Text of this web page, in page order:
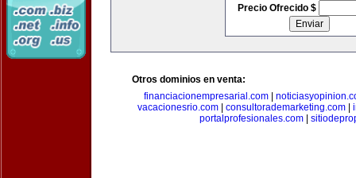
Precio Ofrecido $
Otros dominios en venta:
financiacionempresarial.com
vacacionesrio.com
consultorademarketing.com
portalprofesionales.com|